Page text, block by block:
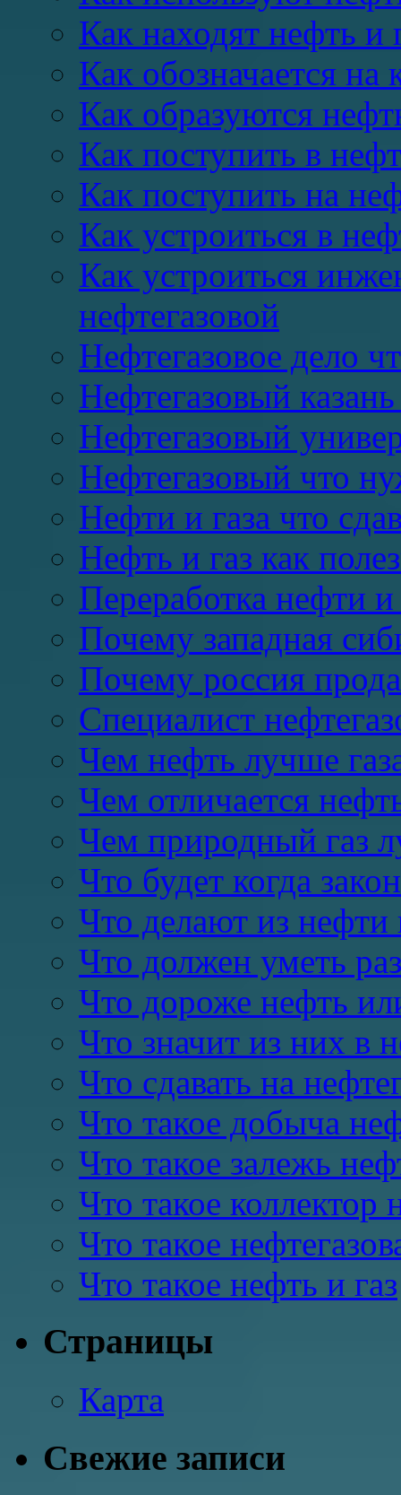
Как находят нефть и
Как обозначается на
Как образуются
Как поступить в
Как поступить на
Как устроиться в
Как устроиться
нефтегазовой
Нефтегазовое дело
Нефтегазовый
Нефтегазовый
Нефтегазовый что
Нефти и газа что
Нефть и газ как
Переработка нефти и
Почему западная
Почему россия
Специалист
Чем нефть лучше
Чем отличается
Чем природный газ
Что будет когда
Что делают из нефти
Что должен уметь
Что дороже нефть
Что значит из них в
Что сдавать на
Что такое добыча
Что такое залежь
Что такое коллектор
Что такое
Что такое нефть и газ
Страницы
Карта
Свежие записи